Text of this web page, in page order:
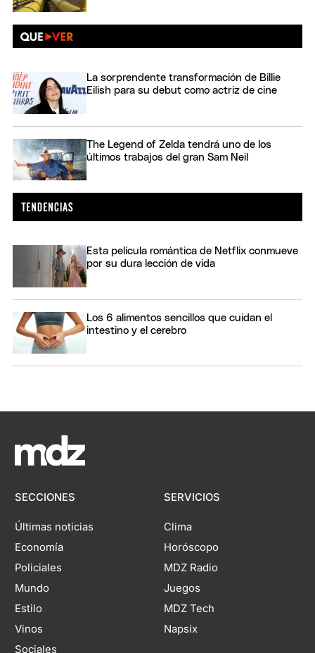
La sorprendente transformación de Billie
Eilish para su debut como actriz de cine
The Legend of Zelda tendrá uno de los
últimos trabajos del gran Sam Neil
Esta película romántica de Netflix conmueve
por su dura lección de vida
Los 6 alimentos sencillos que cuidan el
intestino y el cerebro
SECCIONES
Últimas noticias
Economía
Policiales
Mundo
Estilo
Vinos
Sociales
SERVICIOS
Clima
Horóscopo
MDZ Radio
Juegos
MDZ Tech
Napsix